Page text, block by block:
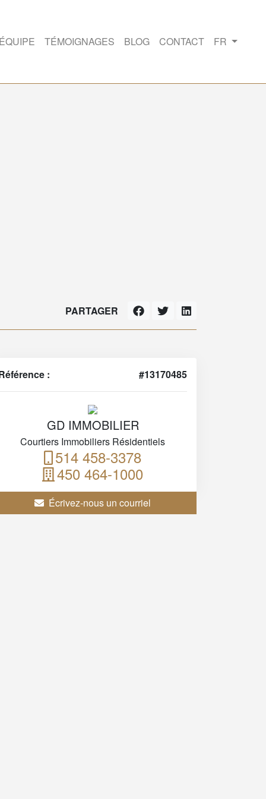
TÉMOIGNAGES BLOG CONTACT FR
PARTAGER
: #13170485
GD IMMOBILIER
Courtiers Immobiliers Résidentiels
514 458-3378
450 464-1000
Écrivez-nous un courriel